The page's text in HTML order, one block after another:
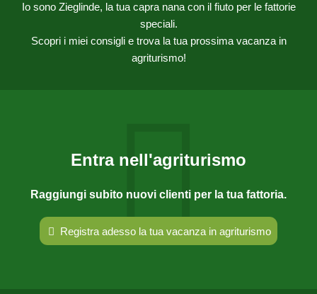
Io sono Zieglinde, la tua capra nana con il fiuto per le fattorie
speciali.
Scopri i miei consigli e trova la tua prossima vacanza in
agriturismo!
Entra nell'agriturismo
Raggiungi subito nuovi clienti per la tua fattoria.
Registra adesso la tua vacanza in agriturismo